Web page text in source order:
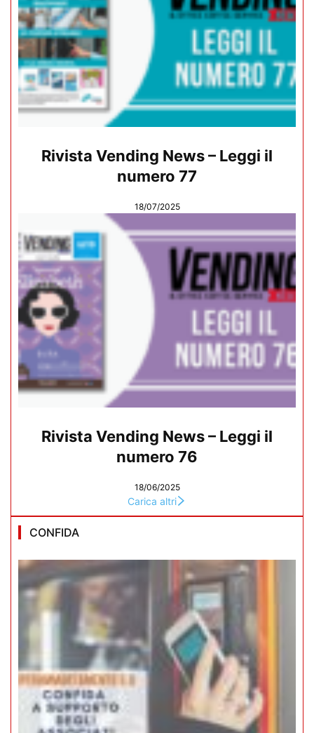
Rivista Vending News – Leggi il
numero 77
18/07/2025
Rivista Vending News – Leggi il
numero 76
18/06/2025
Carica altri
CONFIDA